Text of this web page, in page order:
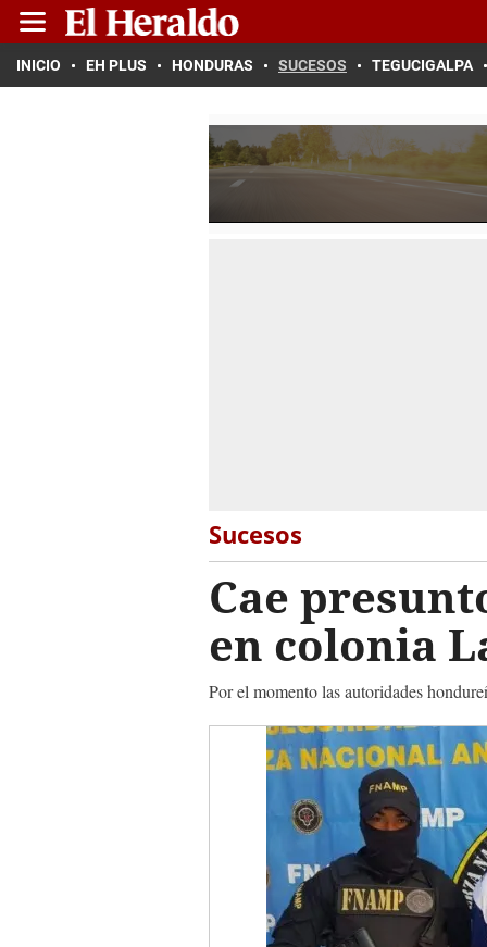
INICIO EH PLUS HONDURAS SUCESOS TEGUCIGALPA
Sucesos
Cae
en colonia
Por el momento las autoridades